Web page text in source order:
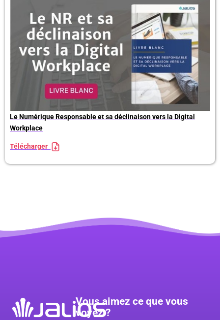
Le Numérique Responsable et sa déclinaison vers la Digital
Workplace
Télécharger
Vous aimez ce que vous
voyez ?